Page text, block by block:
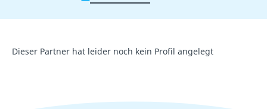
Dieser Partner hat leider noch kein Profil angelegt